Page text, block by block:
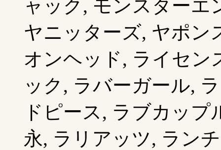
ャック, モンスターエ
ヤニッターズ, ヤポン
オンヘッド, ライセン
ック, ラバーガール,
ドピース, ラブカッ
永, ラリアッツ, ラン